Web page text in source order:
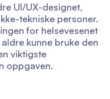
UI/UX-designet,
tekniske personer.
for helsevesenet
kunne bruke den
viktigste
oppgaven.